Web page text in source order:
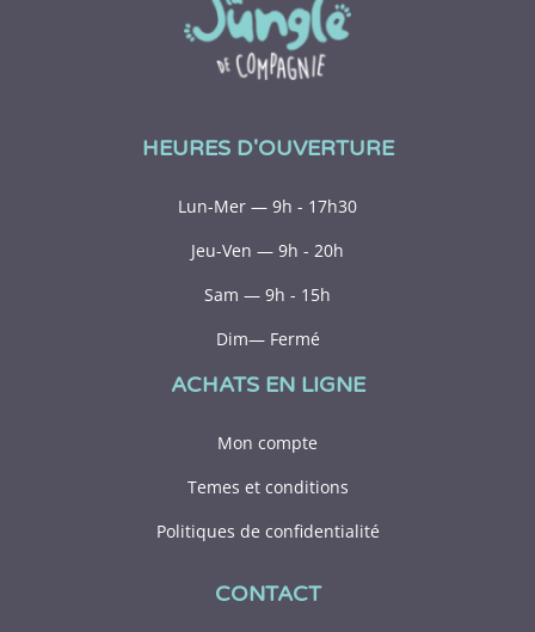
HEURES D'OUVERTURE
Lun-Mer — 9h - 17h30
Jeu-Ven — 9h - 20h
Sam — 9h - 15h
Dim— Fermé
ACHATS EN LIGNE
Mon compte
Temes et conditions
Politiques de confidentialité
CONTACT